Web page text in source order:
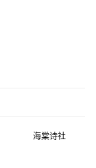
海棠诗社